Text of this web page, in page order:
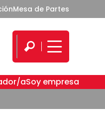
Mesa de Partes
aSoy empresa